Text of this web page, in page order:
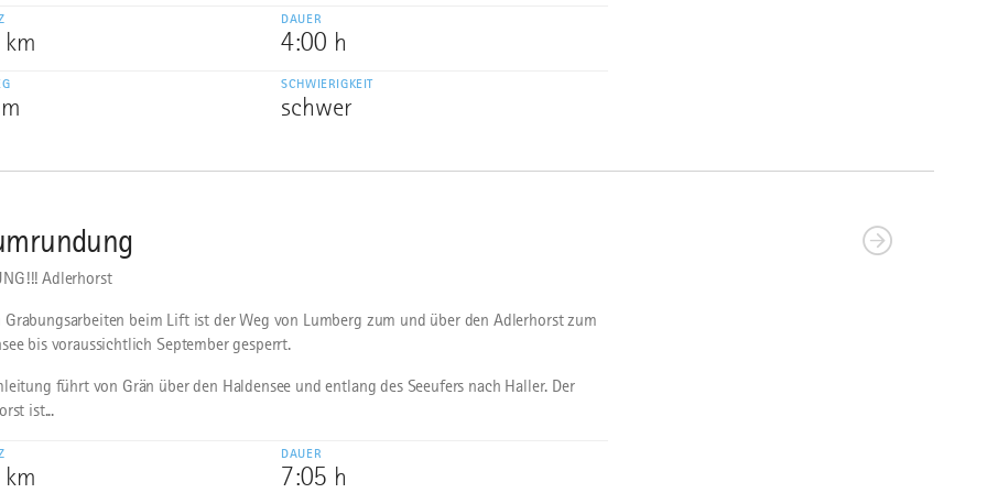
DAUER
4:00 h
SCHWIERIGKEIT
schwer
Adlerhorst
Grabungsarbeiten beim Lift ist der Weg von Lumberg zum und über den Adlerhorst zum
bis voraussichtlich September gesperrt.
führt von Grän über den Haldensee und entlang des Seeufers nach Haller. Der
ist...
DAUER
7:05 h